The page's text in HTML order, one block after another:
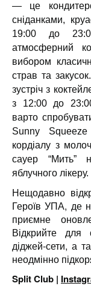
— це
сніданками,
19:00 до
атмосферний
вибором
страв та
зустріч з
з 12:00 до
варто
Sunny
кордіалу з
сауер “Мить”
яблучного лікеру.
Нещодавно
Героїв УПА, де
приємне
Відкрийте для
діджей-сети, а
неодмінно
Split Club |